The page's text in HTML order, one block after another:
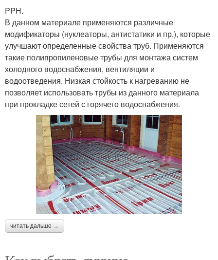
PPH.
В данном материале применяются различные
модификаторы (нуклеаторы, антистатики и пр.), которые
улучшают определенные свойства труб. Применяются
такие полипропиленовые трубы для монтажа систем
холодного водоснабжения, вентиляции и
водоотведения. Низкая стойкость к нагреванию не
позволяет использовать трубы из данного материала
при прокладке сетей с горячего водоснабжения.
читать дальше →